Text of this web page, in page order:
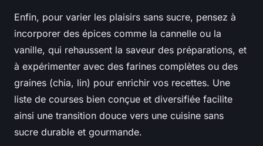
Enfin, pour varier les plaisirs sans sucre, pensez à
incorporer des épices comme la cannelle ou la
vanille, qui rehaussent la saveur des préparations, et
à expérimenter avec des farines complètes ou des
graines (chia, lin) pour enrichir vos recettes. Une
liste de courses bien conçue et diversifiée facilite
ainsi une transition douce vers une cuisine sans
sucre durable et gourmande.